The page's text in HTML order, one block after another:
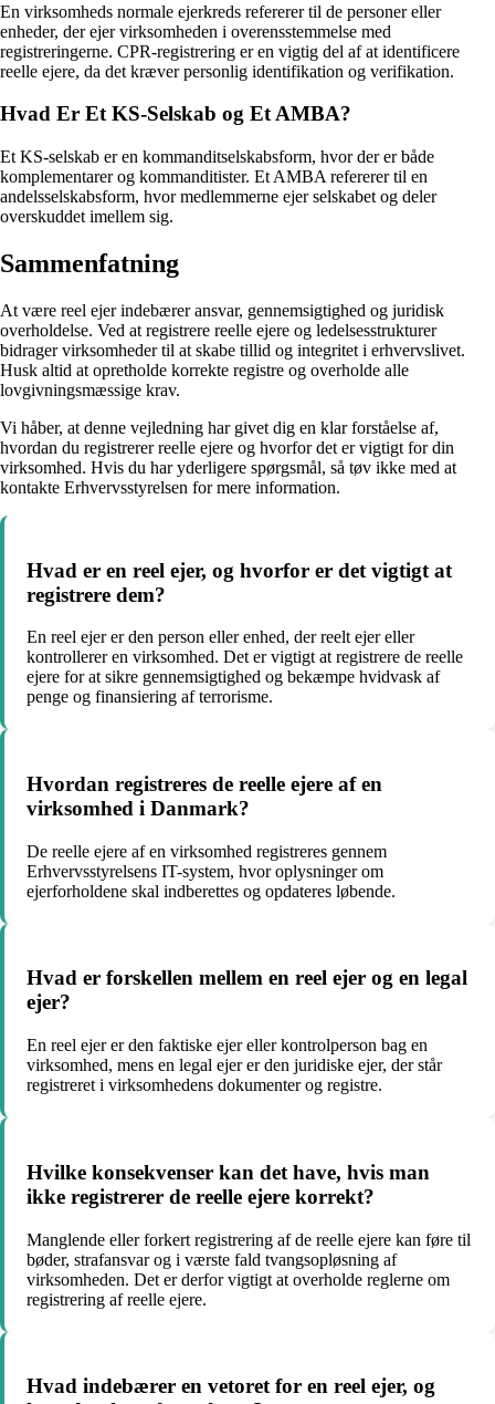
En virksomheds normale ejerkreds refererer til de personer eller
enheder, der ejer virksomheden i overensstemmelse med
registreringerne. CPR-registrering er en vigtig del af at identificere
reelle ejere, da det kræver personlig identifikation og verifikation.
Hvad Er Et KS-Selskab og Et AMBA?
Et KS-selskab er en kommanditselskabsform, hvor der er både
komplementarer og kommanditister. Et AMBA refererer til en
andelsselskabsform, hvor medlemmerne ejer selskabet og deler
overskuddet imellem sig.
Sammenfatning
At være reel ejer indebærer ansvar, gennemsigtighed og juridisk
overholdelse. Ved at registrere reelle ejere og ledelsesstrukturer
bidrager virksomheder til at skabe tillid og integritet i erhvervslivet.
Husk altid at opretholde korrekte registre og overholde alle
lovgivningsmæssige krav.
Vi håber, at denne vejledning har givet dig en klar forståelse af,
hvordan du registrerer reelle ejere og hvorfor det er vigtigt for din
virksomhed. Hvis du har yderligere spørgsmål, så tøv ikke med at
kontakte Erhvervsstyrelsen for mere information.
Hvad er en reel ejer, og hvorfor er det vigtigt at
registrere dem?
En reel ejer er den person eller enhed, der reelt ejer eller
kontrollerer en virksomhed. Det er vigtigt at registrere de reelle
ejere for at sikre gennemsigtighed og bekæmpe hvidvask af
penge og finansiering af terrorisme.
Hvordan registreres de reelle ejere af en
virksomhed i Danmark?
De reelle ejere af en virksomhed registreres gennem
Erhvervsstyrelsens IT-system, hvor oplysninger om
ejerforholdene skal indberettes og opdateres løbende.
Hvad er forskellen mellem en reel ejer og en legal
ejer?
En reel ejer er den faktiske ejer eller kontrolperson bag en
virksomhed, mens en legal ejer er den juridiske ejer, der står
registreret i virksomhedens dokumenter og registre.
Hvilke konsekvenser kan det have, hvis man
ikke registrerer de reelle ejere korrekt?
Manglende eller forkert registrering af de reelle ejere kan føre til
bøder, strafansvar og i værste fald tvangsopløsning af
virksomheden. Det er derfor vigtigt at overholde reglerne om
registrering af reelle ejere.
Hvad indebærer en vetoret for en reel ejer, og